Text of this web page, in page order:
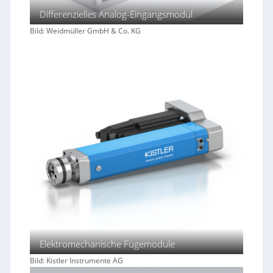
Differenzielles Analog-Eingangsmodul
Bild: Weidmüller GmbH & Co. KG
Elektromechanische Fügemodule
Bild: Kistler Instrumente AG